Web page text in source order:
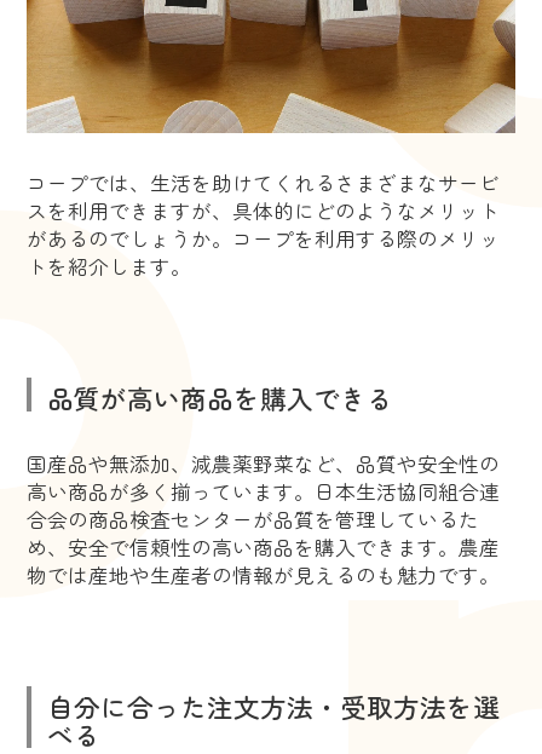
コープでは、生活を助けてくれるさまざまなサービ
スを利用できますが、具体的にどのようなメリット
があるのでしょうか。コープを利用する際のメリッ
トを紹介します。
品質が高い商品を購入できる
国産品や無添加、減農薬野菜など、品質や安全性の
高い商品が多く揃っています。日本生活協同組合連
合会の商品検査センターが品質を管理しているた
め、安全で信頼性の高い商品を購入できます。農産
物では産地や生産者の情報が見えるのも魅力です。
自分に合った注文方法・受取方法を選
べる